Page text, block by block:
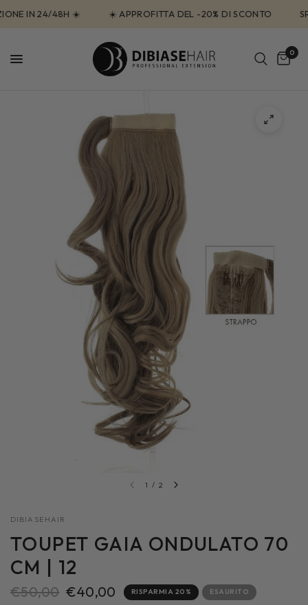
IN 24/48H ☀️ ☀️ APPROFITTA DEL -20% DI SCONTO
0
1 / 2
DIBIASEHAIR
TOUPET GAIA ONDULATO 70
CM | 12
€50,00 €40,00 RISPARMIA 20% ESAURITO